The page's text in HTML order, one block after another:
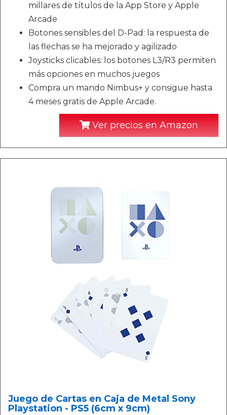
millares de títulos de la App Store y Apple
Arcade
Botones sensibles del D-Pad: la respuesta de
las flechas se ha mejorado y agilizado
Joysticks clicables: los botones L3/R3 permiten
más opciones en muchos juegos
Compra un mando Nimbus+ y consigue hasta
4 meses gratis de Apple Arcade.
Ver precios en Amazon
Juego de Cartas en Caja de Metal Sony
Playstation - PS5 (6cm x 9cm)